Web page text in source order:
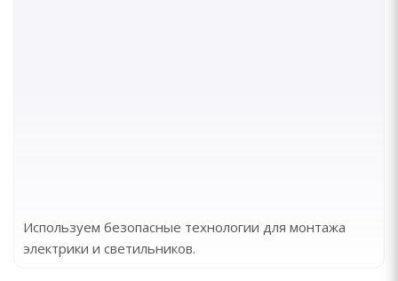
Используем безопасные технологии для монтажа
электрики и светильников.